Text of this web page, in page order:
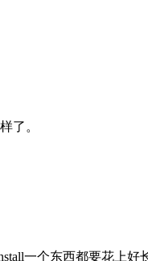
了。
一个东西都要花上